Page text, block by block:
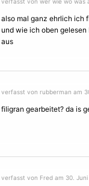
also mal ganz ehrlich ich
und wie ich oben
aus
verfasst von rubberman am
filigran gearbeitet? da is
verfasst von Fred am 30.